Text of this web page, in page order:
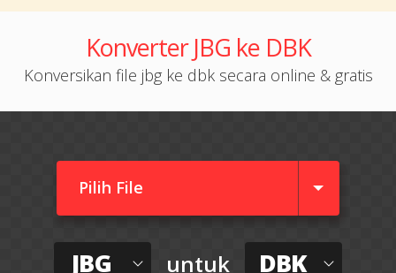
Konverter JBG ke DBK
Konversikan file jbg ke dbk secara online & gratis
Pilih File
JBG untuk DBK